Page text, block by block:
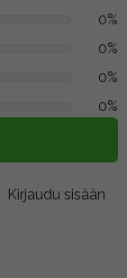
0%
0%
0%
0%
Kirjaudu sisään